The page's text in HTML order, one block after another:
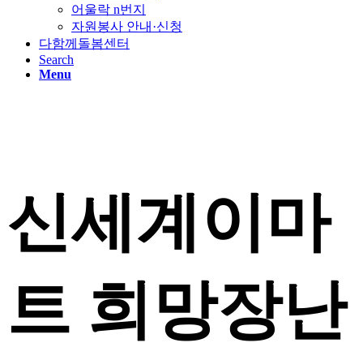
어울락 n번지
자원봉사 안내·신청
다함께돌봄센터
Search
Menu
신세계이마
트 희망장난